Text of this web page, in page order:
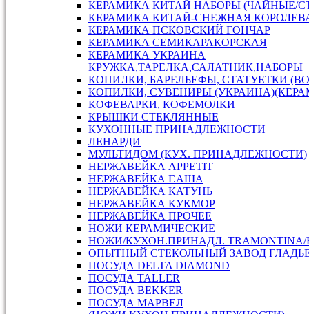
КЕРАМИКА КИТАЙ НАБОРЫ (ЧАЙНЫЕ/
КЕРАМИКА КИТАЙ-СНЕЖНАЯ
КЕРАМИКА ПСКОВСКИЙ ГОНЧАР
КЕРАМИКА СЕМИКАРАКОРСКАЯ
КЕРАМИКА УКРАИНА
КРУЖКА,ТАРЕЛКА,САЛАТНИК,НАБОРЫ
КОПИЛКИ, БАРЕЛЬЕФЫ, СТАТУЕТКИ
КОПИЛКИ, СУВЕНИРЫ
КОФЕВАРКИ, КОФЕМОЛКИ
КРЫШКИ СТЕКЛЯННЫЕ
КУХОННЫЕ ПРИНАДЛЕЖНОСТИ
ЛЕНАРДИ
МУЛЬТИДОМ (КУХ. ПРИНАДЛЕЖНОСТИ)
НЕРЖАВЕЙКА APPETIT
НЕРЖАВЕЙКА Г.АША
НЕРЖАВЕЙКА КАТУНЬ
НЕРЖАВЕЙКА КУКМОР
НЕРЖАВЕЙКА ПРОЧЕЕ
НОЖИ КЕРАМИЧЕСКИЕ
НОЖИ/КУХОН.ПРИНАДЛ.
ОПЫТНЫЙ СТЕКОЛЬНЫЙ ЗАВОД
ПОСУДА DELTA DIAMOND
ПОСУДА TALLER
ПОСУДА ВEKKER
ПОСУДА МАРВЕЛ